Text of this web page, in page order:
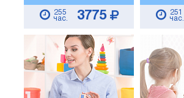
255
час.
3775
251
час.